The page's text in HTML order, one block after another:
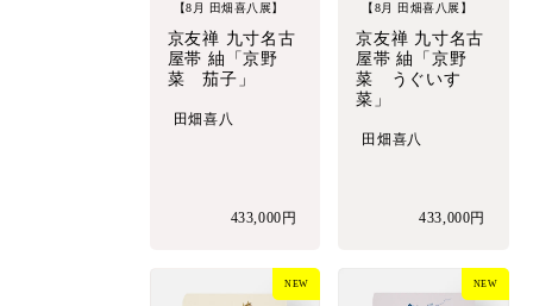
【8月 田畑喜八展】
京友禅 九寸名古
屋帯 紬「京野
菜 茄子」
田畑喜八
433,000円
【8月 田畑喜八展】
京友禅 九寸名古
屋帯 紬「京野
菜 うぐいす
菜」
田畑喜八
433,000円
NEW NEW